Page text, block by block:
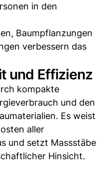
in den
Baumpflanzungen
verbessern das
und Effizienz
kompakte
und den
Es weist
aller
und setzt Massstäbe
Hinsicht.